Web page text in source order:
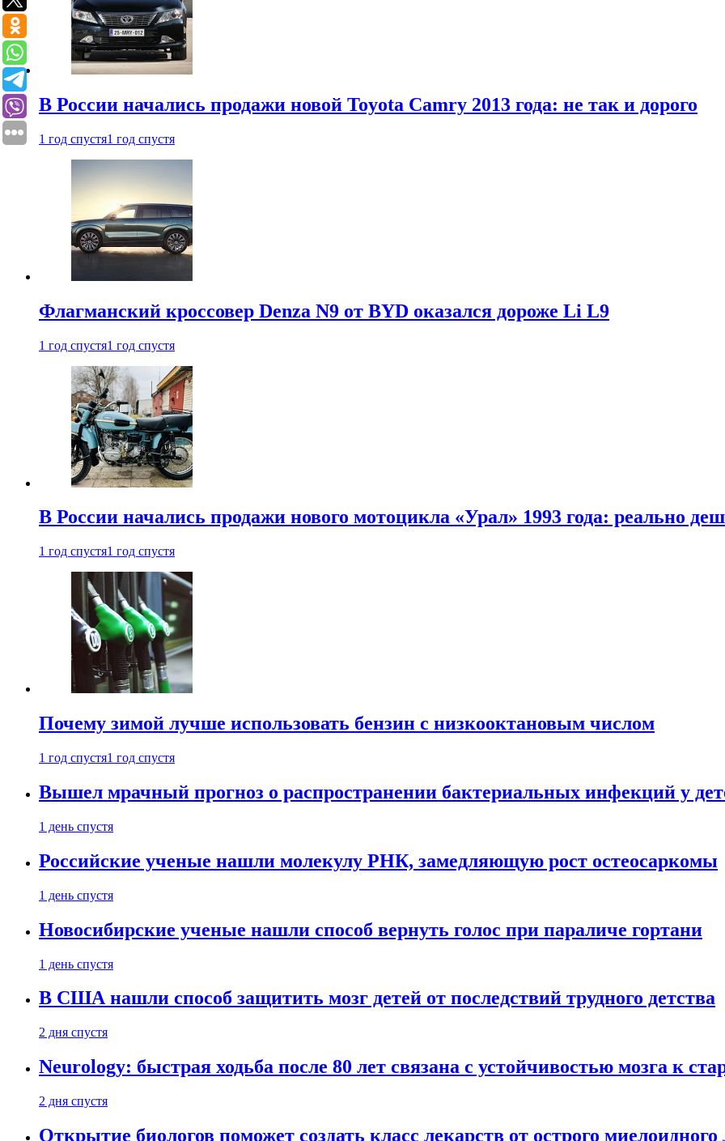
В России начались продажи новой Toyota Camry 2013 года: не так и дорого
1 год спустя1 год спустя
Флагманский кроссовер Denza N9 от BYD оказался дороже Li L9
1 год спустя1 год спустя
В России начались продажи нового мотоцикла «Урал» 1993 года: реально
1 год спустя1 год спустя
Почему зимой лучше использовать бензин с низкооктановым числом
1 год спустя1 год спустя
Вышел мрачный прогноз о распространении бактериальных инфекций у
1 день спустя
Российские ученые нашли молекулу РНК, замедляющую рост остеосаркомы
1 день спустя
Новосибирские ученые нашли способ вернуть голос при параличе гортани
1 день спустя
В США нашли способ защитить мозг детей от последствий трудного детства
2 дня спустя
Neurology: быстрая ходьба после 80 лет связана с устойчивостью мозга к
2 дня спустя
Открытие биологов поможет создать класс лекарств от острого миелоидного